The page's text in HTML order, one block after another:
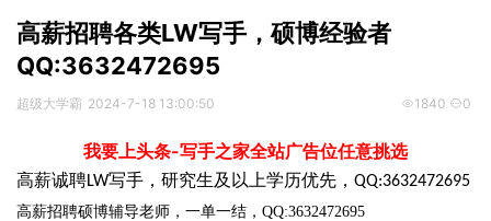
高薪招聘各类LW写手，硕博经验者
QQ:3632472695
超级大学霸 2024-7-18 13:00:50 1840 0
我要上头条-写手之家全站广告位任意挑选
高薪诚聘LW写手 ，研究生及以上学历优先， QQ:3632472695
高薪招聘硕博辅导老师，一单一结， QQ:3632472695